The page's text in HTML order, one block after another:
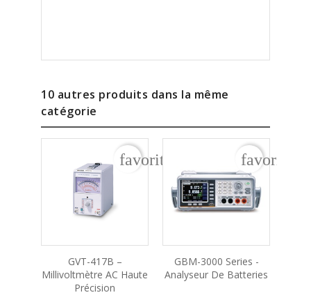
10 autres produits dans la même
catégorie
GVT-417B –
Millivoltmètre AC Haute
Précision
favorite_border
GBM-3000 Series -
Analyseur De Batteries